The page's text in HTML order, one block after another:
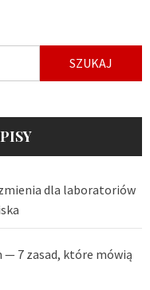
dla laboratoriów
7 zasad, które mówią